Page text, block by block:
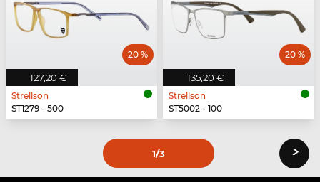
127,20 €
20 %
Strellson
ST1279 - 500
135,20 €
20 %
Strellson
ST5002 - 100
1/3 ›